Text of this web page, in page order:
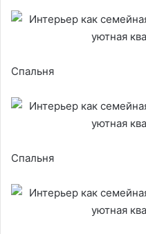
Спальня
Спальня